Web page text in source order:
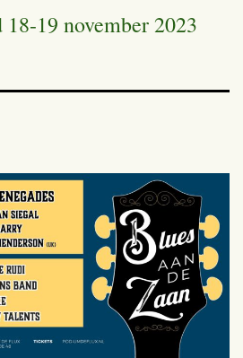
19 november 2023